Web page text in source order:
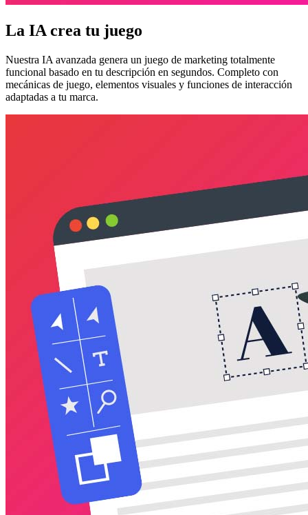
La IA crea tu juego
Nuestra IA avanzada genera un juego de marketing totalmente
funcional basado en tu descripción en segundos. Completo con
mecánicas de juego, elementos visuales y funciones de interacción
adaptadas a tu marca.